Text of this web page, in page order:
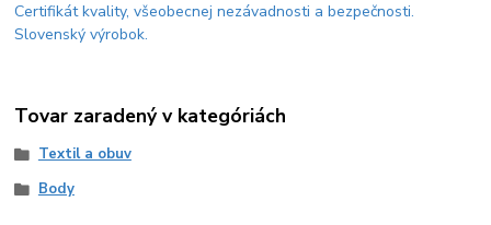
Certifikát kvality, všeobecnej nezávadnosti a bezpečnosti.
Slovenský výrobok.
Tovar zaradený v kategóriách
Textil a obuv
Body